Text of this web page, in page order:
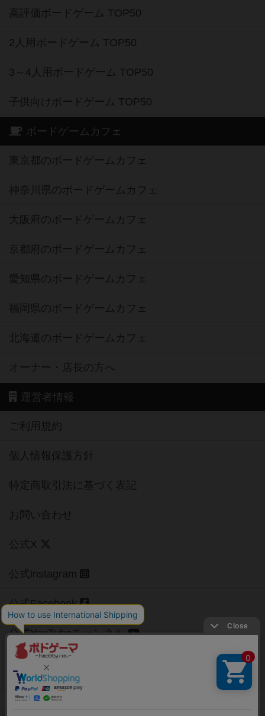
高評価ボードゲーム TOP50
2人用ボードゲーム TOP50
3～4人用ボードゲーム TOP50
子供向けボードゲーム TOP50
ボードゲームカフェ
東京都のボードゲームカフェ
神奈川県のボードゲームカフェ
大阪府のボードゲームカフェ
京都府のボードゲームカフェ
愛知県のボードゲームカフェ
福岡県のボードゲームカフェ
北海道のボードゲームカフェ
オーナー・店長の方へ
運営者情報
ご利用規約
個人情報保護方針
特定商取引法に基づく表記
お問い合わせ
公式X
公式instagram
公式Facebook
公式YouTubeチャンネル